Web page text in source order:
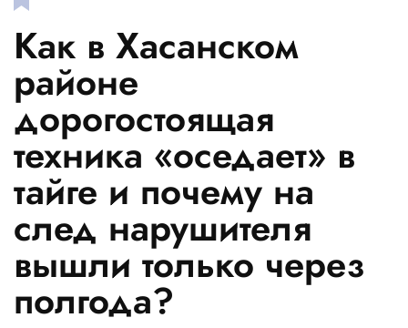
Как в Хасанском
районе
дорогостоящая
техника «оседает» в
тайге и почему на
след нарушителя
вышли только через
полгода?